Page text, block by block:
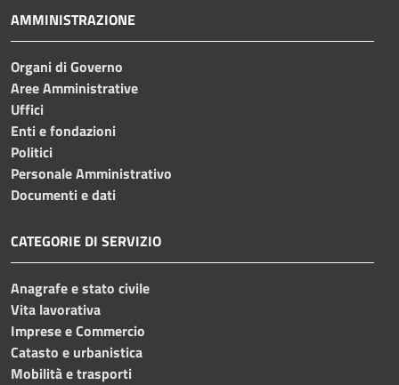
AMMINISTRAZIONE
Organi di Governo
Aree Amministrative
Uffici
Enti e fondazioni
Politici
Personale Amministrativo
Documenti e dati
CATEGORIE DI SERVIZIO
Anagrafe e stato civile
Vita lavorativa
Imprese e Commercio
Catasto e urbanistica
Mobilità e trasporti